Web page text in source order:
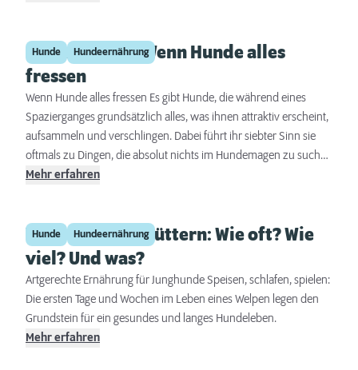
zusammengestellt, handlich portioniert und zudem auch noch
über eine längere Zeit haltbar war.
Hunde Hundeernährung
Schlingsucht - Wenn Hunde alles
fressen
Wenn Hunde alles fressen Es gibt Hunde, die während eines
Spazierganges grundsätzlich alles, was ihnen attraktiv erscheint,
aufsammeln und verschlingen. Dabei führt ihr siebter Sinn sie
oftmals zu Dingen, die absolut nichts im Hundemagen zu suchen
haben. Hundetrainerin Maren Grote über den Umgang mit
Mehr erfahren
Hunde Hundeernährung
Welpen richtig füttern: Wie oft? Wie
viel? Und was?
Artgerechte Ernährung für Junghunde Speisen, schlafen, spielen:
Die ersten Tage und Wochen im Leben eines Welpen legen den
Grundstein für ein gesundes und langes Hundeleben.
Mehr erfahren